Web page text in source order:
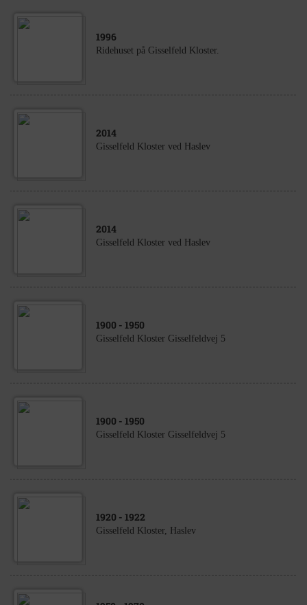
1996
Ridehuset på Gisselfeld Kloster.
2014
Gisselfeld Kloster ved Haslev
2014
Gisselfeld Kloster ved Haslev
1900 - 1950
Gisselfeld Kloster Gisselfeldvej 5
1900 - 1950
Gisselfeld Kloster Gisselfeldvej 5
1920 - 1922
Gisselfeld Kloster, Haslev